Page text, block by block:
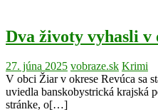
Dva životy vyhasli v
27. júna 2025 vobraze.sk Krimi
V obci Žiar v okrese Revúca sa
uviedla banskobystrická krajská
stránke, o[…]